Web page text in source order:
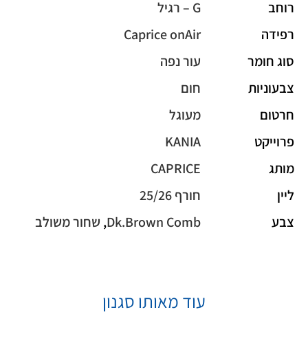
רוחב
G – רגיל
רפידה
Caprice onAir
סוג חומר
עור נפה
צבעוניות
חום
חרטום
מעוגל
פרוייקט
KANIA
מותג
CAPRICE
ליין
חורף 25/26
צבע
Dk.Brown Comb
, שחור משולב
עוד מאותו סגנון